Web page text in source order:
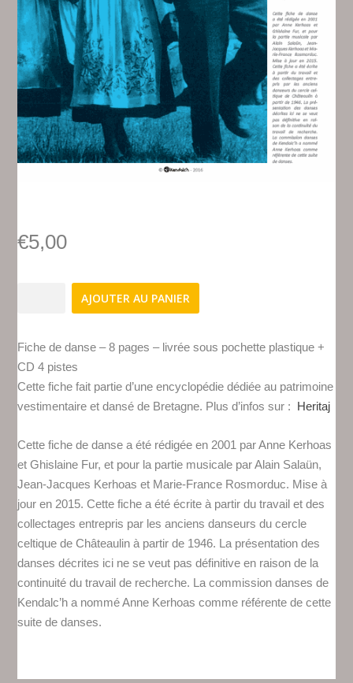
€5,00
CD-
17
-
Gavotte
pays
Rouzig
mode
Châteaulin
AJOUTER AU PANIER
Fiche de danse – 8 pages – livrée sous pochette plastique +
CD 4 pistes
Cette fiche fait partie d’une encyclopédie dédiée au patrimoine
vestimentaire et dansé de Bretagne. Plus d’infos sur : Heritaj
Cette fiche de danse a été rédigée en 2001 par Anne Kerhoas
et Ghislaine Fur, et pour la partie musicale par Alain Salaün,
Jean-Jacques Kerhoas et Marie-France Rosmorduc. Mise à
jour en 2015. Cette fiche a été écrite à partir du travail et des
collectages entrepris par les anciens danseurs du cercle
celtique de Châteaulin à partir de 1946. La présentation des
danses décrites ici ne se veut pas définitive en raison de la
continuité du travail de recherche. La commission danses de
Kendalc’h a nommé Anne Kerhoas comme référente de cette
suite de danses.